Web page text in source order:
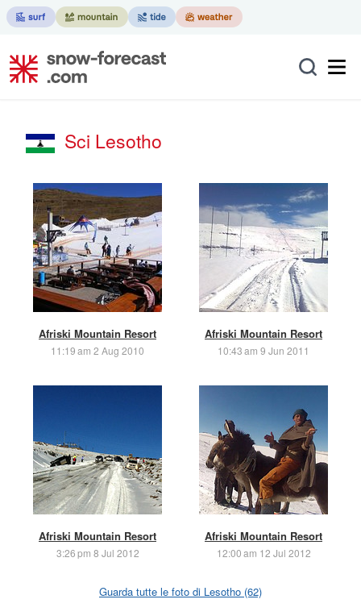
Sci Lesotho
Afriski Mountain Resort
11:19 am 2 Aug 2010
Afriski Mountain Resort
10:43 am 9 Jun 2011
Afriski Mountain Resort
3:26 pm 8 Jul 2012
Afriski Mountain Resort
12:00 am 12 Jul 2012
Guarda tutte le foto di Lesotho (62)